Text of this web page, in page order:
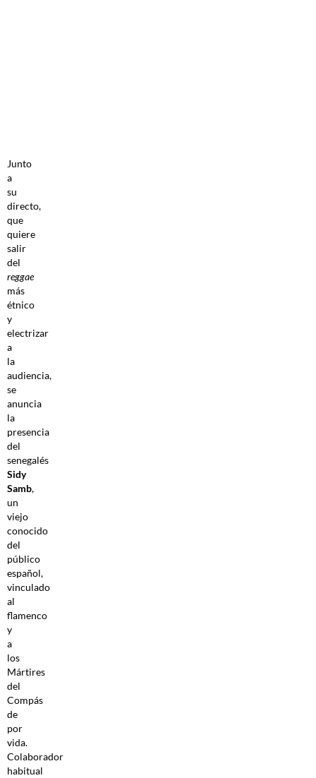
Junto
a
su
directo,
que
quiere
salir
del
reggae
más
étnico
y
electrizar
a
la
audiencia,
se
anuncia
la
presencia
del
senegalés
Sidy
Samb,
un
viejo
conocido
del
público
español,
vinculado
al
flamenco
y
a
los
Mártires
del
Compás
de
por
vida.
Colaborador
habitual